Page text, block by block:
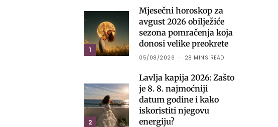
1
Mjesečni horoskop za
avgust 2026 obilježiće
sezona pomračenja koja
donosi velike preokrete
05/08/2026 28 MINS READ
2
Lavlja kapija 2026: Zašto
je 8. 8. najmoćniji
datum godine i kako
iskoristiti njegovu
energiju?